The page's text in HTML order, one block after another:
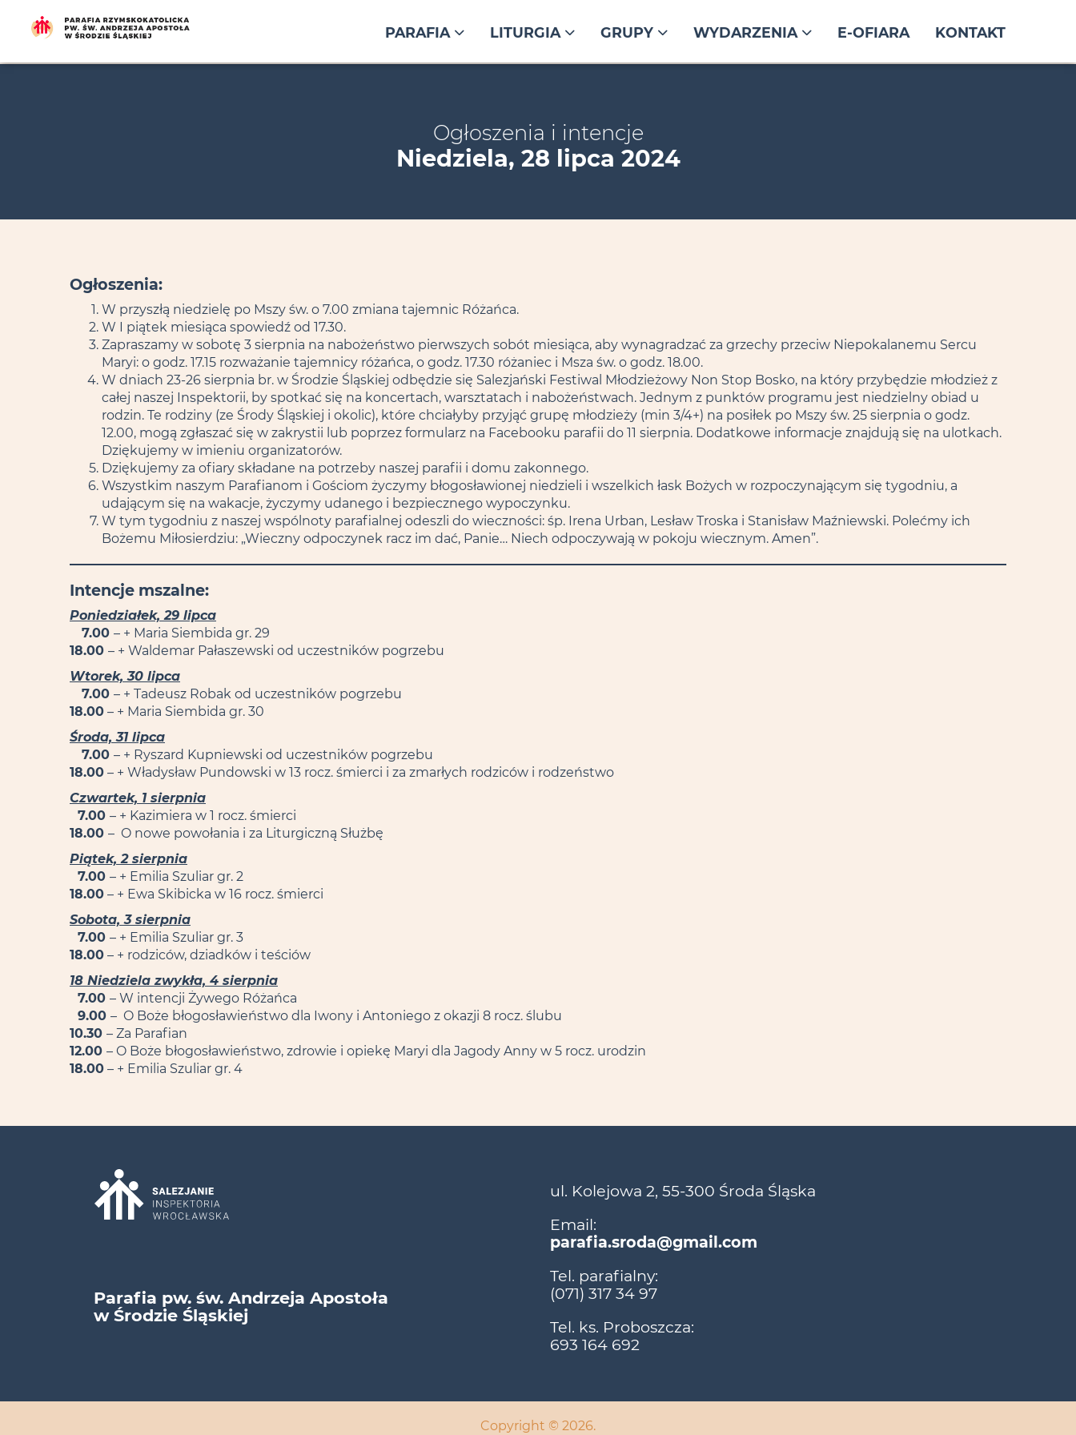
PARAFIA LITURGIA GRUPY WYDARZENIA E-OFIARA KONTAKT
Ogłoszenia i intencje
Niedziela, 28 lipca 2024
Ogłoszenia:
W przyszłą niedzielę po Mszy św. o 7.00 zmiana tajemnic Różańca.
W I piątek miesiąca spowiedź od 17.30.
Zapraszamy w sobotę 3 sierpnia na nabożeństwo pierwszych sobót miesiąca, aby wynagradzać za grzechy przeciw Niepokalanemu Sercu
Maryi: o godz. 17.15 rozważanie tajemnicy różańca, o godz. 17.30 różaniec i Msza św. o godz. 18.00.
W dniach 23-26 sierpnia br. w Środzie Śląskiej odbędzie się Salezjański Festiwal Młodzieżowy Non Stop Bosko, na który przybędzie młodzież z
całej naszej Inspektorii, by spotkać się na koncertach, warsztatach i nabożeństwach. Jednym z punktów programu jest niedzielny obiad u
rodzin. Te rodziny (ze Środy Śląskiej i okolic), które chciałyby przyjąć grupę młodzieży (min 3/4+) na posiłek po Mszy św. 25 sierpnia o godz.
12.00, mogą zgłaszać się w zakrystii lub poprzez formularz na Facebooku parafii do 11 sierpnia. Dodatkowe informacje znajdują się na ulotkach.
Dziękujemy w imieniu organizatorów.
Dziękujemy za ofiary składane na potrzeby naszej parafii i domu zakonnego.
Wszystkim naszym Parafianom i Gościom życzymy błogosławionej niedzieli i wszelkich łask Bożych w rozpoczynającym się tygodniu, a
udającym się na wakacje, życzymy udanego i bezpiecznego wypoczynku.
W tym tygodniu z naszej wspólnoty parafialnej odeszli do wieczności: śp. Irena Urban, Lesław Troska i Stanisław Maźniewski. Polećmy ich
Bożemu Miłosierdziu: „Wieczny odpoczynek racz im dać, Panie… Niech odpoczywają w pokoju wiecznym. Amen”.
Intencje mszalne:
Poniedziałek, 29 lipca
7.00 – + Maria Siembida gr. 29
18.00 – + Waldemar Pałaszewski od uczestników pogrzebu
Wtorek, 30 lipca
7.00 – + Tadeusz Robak od uczestników pogrzebu
18.00 – + Maria Siembida gr. 30
Środa, 31 lipca
7.00 – + Ryszard Kupniewski od uczestników pogrzebu
18.00 – + Władysław Pundowski w 13 rocz. śmierci i za zmarłych rodziców i rodzeństwo
Czwartek, 1 sierpnia
7.00 – + Kazimiera w 1 rocz. śmierci
18.00 – O nowe powołania i za Liturgiczną Służbę
Piątek, 2 sierpnia
7.00 – + Emilia Szuliar gr. 2
18.00 – + Ewa Skibicka w 16 rocz. śmierci
Sobota, 3 sierpnia
7.00 – + Emilia Szuliar gr. 3
18.00 – + rodziców, dziadków i teściów
18 Niedziela zwykła, 4 sierpnia
7.00 – W intencji Żywego Różańca
9.00 – O Boże błogosławieństwo dla Iwony i Antoniego z okazji 8 rocz. ślubu
10.30 – Za Parafian
12.00 – O Boże błogosławieństwo, zdrowie i opiekę Maryi dla Jagody Anny w 5 rocz. urodzin
18.00 – + Emilia Szuliar gr. 4
Parafia pw. św. Andrzeja Apostoła
w Środzie Śląskiej
ul. Kolejowa 2, 55-300 Środa Śląska
Email:
parafia.sroda@gmail.com
Tel. parafialny:
(071) 317 34 97
Tel. ks. Proboszcza:
693 164 692
Copyright © 2026.